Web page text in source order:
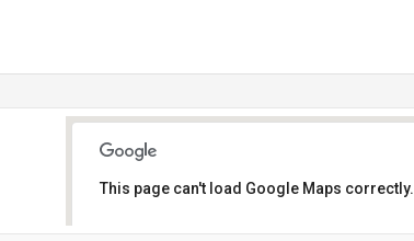
This page can't load Google Maps correctly.